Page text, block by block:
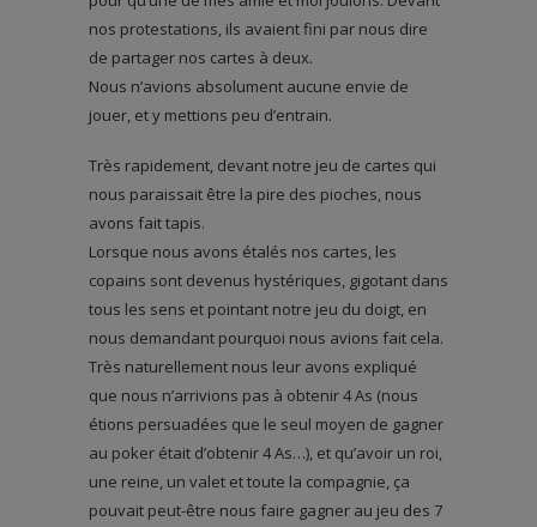
nos protestations, ils avaient fini par nous dire
de partager nos cartes à deux.
Nous n’avions absolument aucune envie de
jouer, et y mettions peu d’entrain.
Très rapidement, devant notre jeu de cartes qui
nous paraissait être la pire des pioches, nous
avons fait tapis.
Lorsque nous avons étalés nos cartes, les
copains sont devenus hystériques, gigotant dans
tous les sens et pointant notre jeu du doigt, en
nous demandant pourquoi nous avions fait cela.
Très naturellement nous leur avons expliqué
que nous n’arrivions pas à obtenir 4 As (nous
étions persuadées que le seul moyen de gagner
au poker était d’obtenir 4 As…), et qu’avoir un roi,
une reine, un valet et toute la compagnie, ça
pouvait peut-être nous faire gagner au jeu des 7